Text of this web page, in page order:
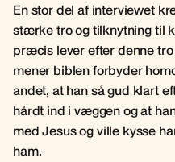
En stor del af interviewet
stærke tro og tilknytning til
præcis lever efter denne
mener biblen forbyder
andet, at han så gud klart
hårdt ind i væggen og at
med Jesus og ville kysse
ham.